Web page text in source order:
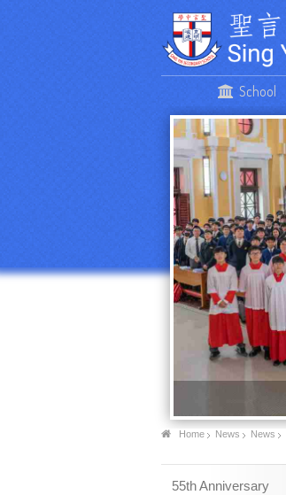
School
Home News News
55th Anniversary